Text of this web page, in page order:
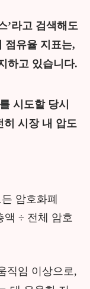
’라고 검색해도
점유율 지표는,
하고 있습니다.
시도할 당시
히 시장 내 압도
암호화폐
액 ÷ 전체 암호
직임 이상으로,